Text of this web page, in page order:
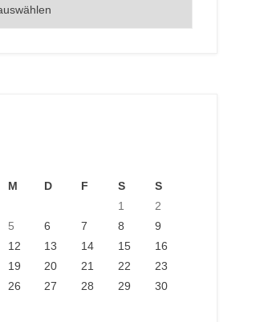
M D F S
S
1
2
5 6 7 8
9
12 13 14 15
16
19 20 21 22
23
26 27 28 29
30